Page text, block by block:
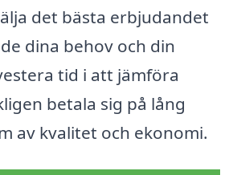
det bästa erbjudandet
dina behov och din
tid i att jämföra
betala sig på lång
av kvalitet och ekonomi.